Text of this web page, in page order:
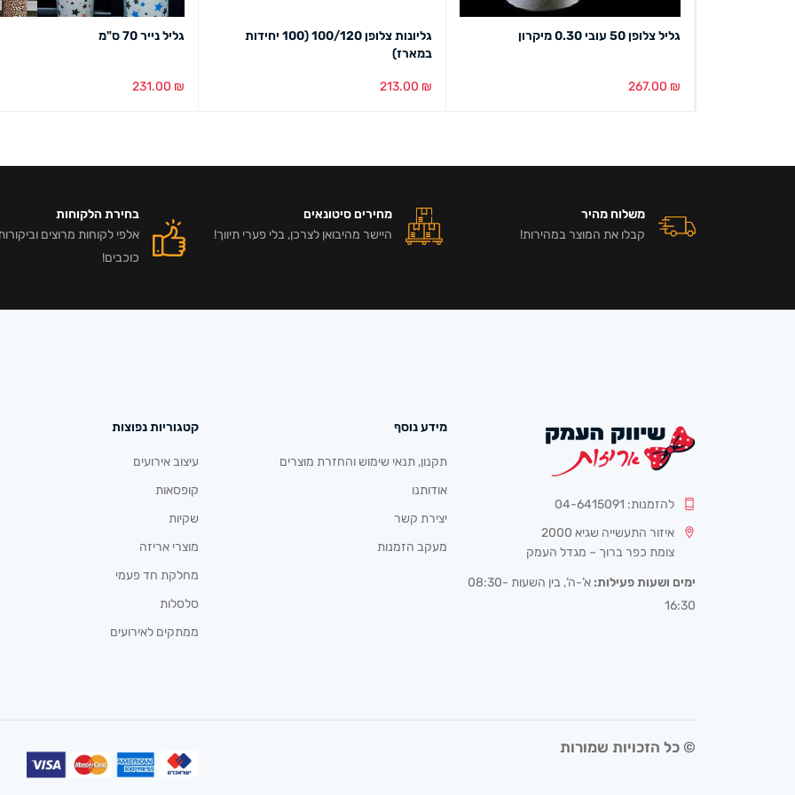
גליל צלופן 50 עובי 0.30 מיקרון
267.00 ₪
גליונות צלופן 100/120 (100 יחידות
במארז)
213.00 ₪
גליל נייר 70 ס"מ
231.00 ₪
משלוח מהיר
קבלו את המוצר במהירות!
מחירים סיטונאים
היישר מהיבואן לצרכן, בלי פערי תיווך!
בחירת הלקוחות
כוכבים!
להזמנות: 04-6415091
איזור התעשייה שגיא 2000
צומת כפר ברוך – מגדל העמק
ימים ושעות פעילות:
א’-ה’, בין השעות 08:30-
16:30
מידע נוסף
תקנון, תנאי שימוש והחזרת מוצרים
אודותנו
יצירת קשר
מעקב הזמנות
קטגוריות נפוצות
עיצוב אירועים
קופסאות
שקיות
מוצרי אריזה
מחלקת חד פעמי
סלסלות
ממתקים לאירועים
© כל הזכויות שמורות